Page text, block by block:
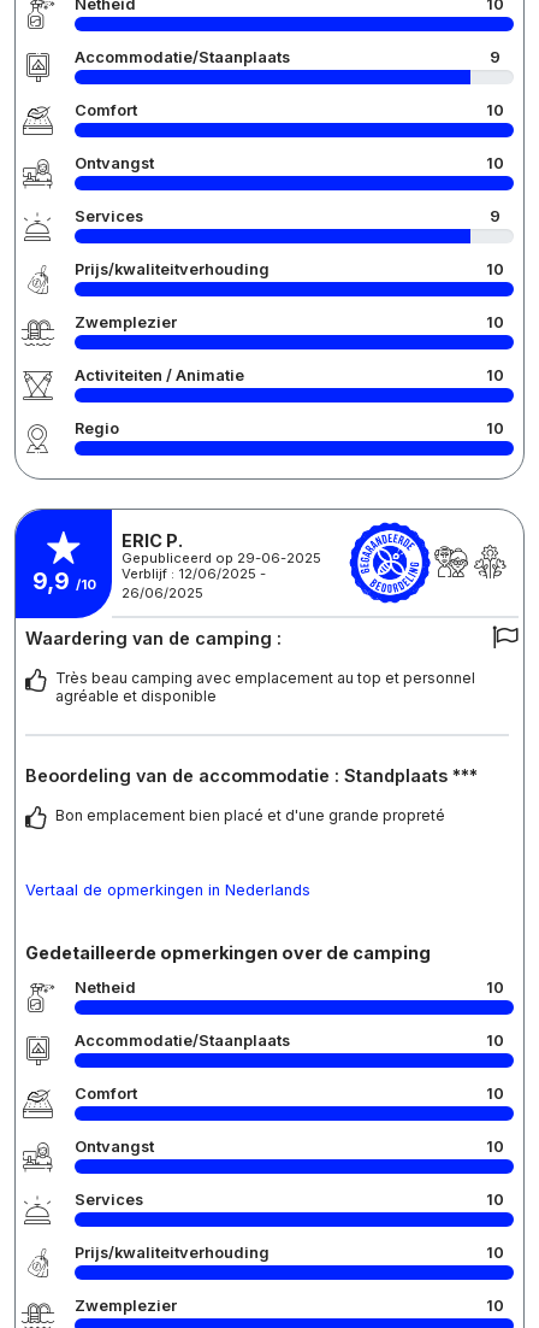
Netheid 10
Accommodatie/Staanplaats 9
Comfort 10
Ontvangst 10
Services 9
Prijs/kwaliteitverhouding 10
Zwemplezier 10
Activiteiten / Animatie 10
Regio 10
9,9 /10
ERIC P.
Gepubliceerd op 29-06-2025
Verblijf : 12/06/2025 -
26/06/2025
Waardering van de camping :
Très beau camping avec emplacement au top et personnel
agréable et disponible
Beoordeling van de accommodatie : Standplaats ***
Bon emplacement bien placé et d'une grande propreté
Vertaal de opmerkingen in Nederlands
Gedetailleerde opmerkingen over de camping
Netheid 10
Accommodatie/Staanplaats 10
Comfort 10
Ontvangst 10
Services 10
Prijs/kwaliteitverhouding 10
Zwemplezier 10